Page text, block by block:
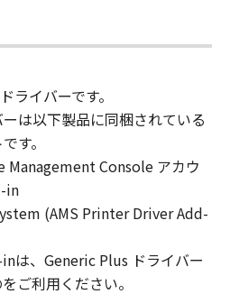
ューターにおいて表示す
こと、もしくは実行する
のとします。）するため
機器」にネットワークを
ピューター上で、かかる
者に対して「本ソフトウ
とができますが、かかる
者に本契約書上の義務お
とともに、その履行に関
条件とします。
に基づいて「本ソフトウ
のバックアップとして、
ライバーです。
は以下製品に同梱されている
す。
Management Console アカウ
in
(AMS Printer Driver Add-
は、Generic Plus ドライバー
ご利用ください。